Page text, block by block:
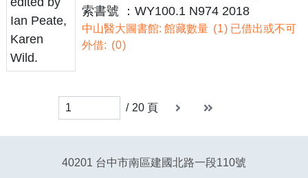
索書號 ：WY100.1 N974 2018
中山醫大圖書館: 館藏數量 1 已借出或不可
外借:
0
/ 20 頁 下一頁 末頁
40201 台中市南區建國北路一段110號